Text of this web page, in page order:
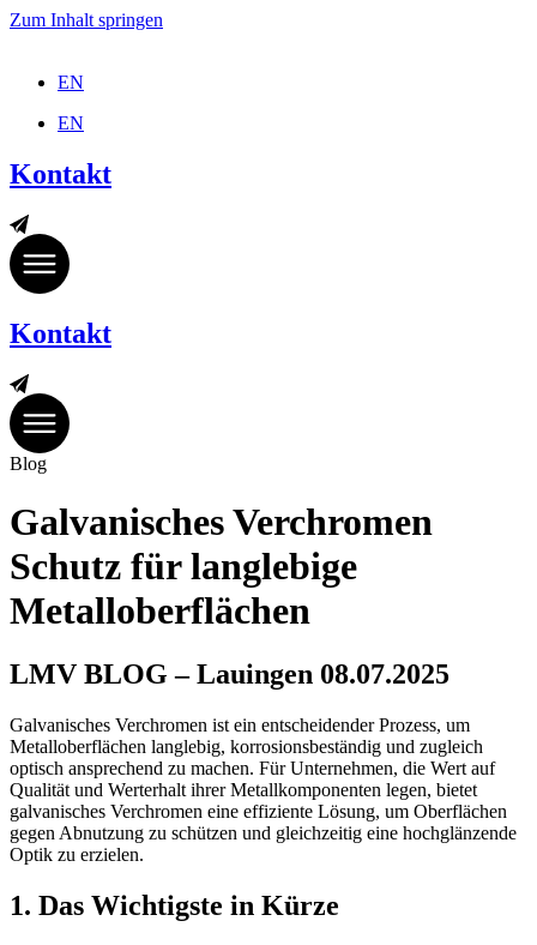
Zum Inhalt springen
EN
EN
Kontakt
Kontakt
Blog
Galvanisches Verchromen
Schutz für langlebige
Metalloberflächen
LMV BLOG – Lauingen 08.07.2025
Galvanisches Verchromen ist ein entscheidender Prozess, um
Metalloberflächen langlebig, korrosionsbeständig und zugleich
optisch ansprechend zu machen. Für Unternehmen, die Wert auf
Qualität und Werterhalt ihrer Metallkomponenten legen, bietet
galvanisches Verchromen eine effiziente Lösung, um Oberflächen
gegen Abnutzung zu schützen und gleichzeitig eine hochglänzende
Optik zu erzielen.
1. Das Wichtigste in Kürze